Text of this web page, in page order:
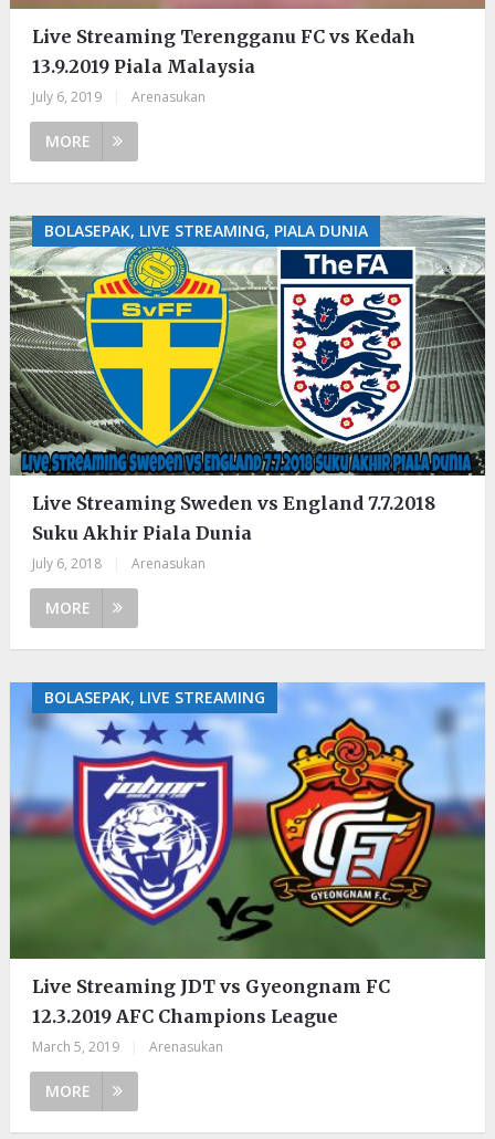
Live Streaming Terengganu FC vs Kedah
13.9.2019 Piala Malaysia
July 6, 2019 Arenasukan
MORE
BOLASEPAK, LIVE STREAMING, PIALA DUNIA
Live Streaming Sweden vs England 7.7.2018
Suku Akhir Piala Dunia
July 6, 2018 Arenasukan
MORE
BOLASEPAK, LIVE STREAMING
Live Streaming JDT vs Gyeongnam FC
12.3.2019 AFC Champions League
March 5, 2019 Arenasukan
MORE